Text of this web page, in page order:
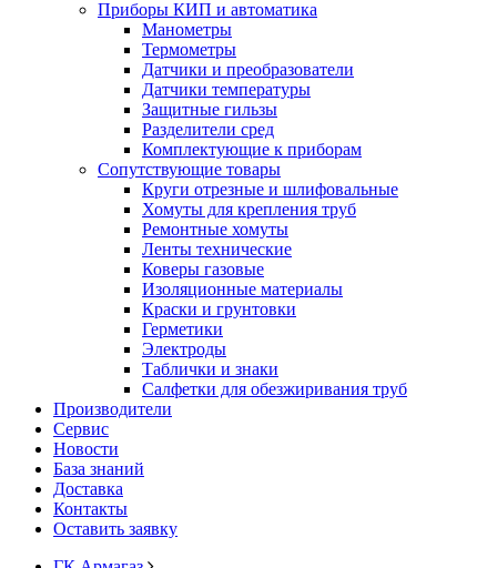
Приборы КИП и автоматика
Манометры
Термометры
Датчики и преобразователи
Датчики температуры
Защитные гильзы
Разделители сред
Комплектующие к приборам
Сопутствующие товары
Круги отрезные и шлифовальные
Хомуты для крепления труб
Ремонтные хомуты
Ленты технические
Коверы газовые
Изоляционные материалы
Краски и грунтовки
Герметики
Электроды
Таблички и знаки
Салфетки для обезжиривания труб
Производители
Сервис
Новости
База знаний
Доставка
Контакты
Оставить заявку